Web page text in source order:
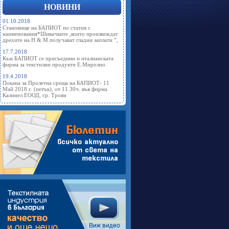
НОВИНИ
01.10.2018
Становище на БАПИОТ по статия с
наименования*Шивачките ,които произвеждат
дрехите на Н & М получават гладни заплати ”,
17.7.2018
Към БАПИОТ се присъедини и италианската
фирма за текстилни продукти Е.Миролио
19.4.2018
Покана за Пролетна среща на БАПИОТ- 11
Май 2018 г. (петък), от 11.30ч. във фирма
Калинел ЕООД, гр. Троян